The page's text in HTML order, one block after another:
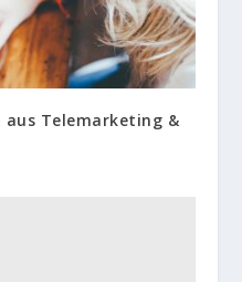
Telemarketing &